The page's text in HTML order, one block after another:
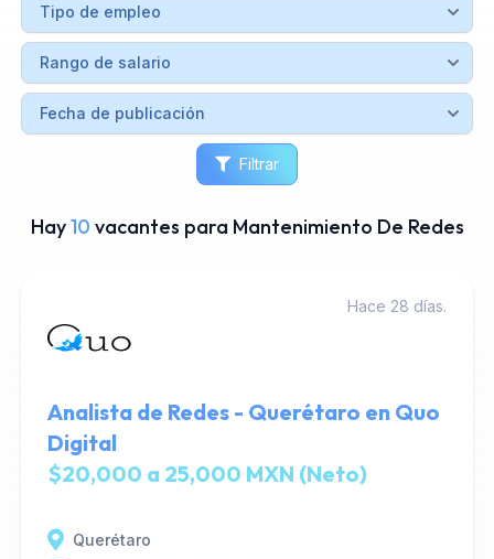
Filtrar
Hay10 vacantes para Mantenimiento De Redes
Hace 28 días.
Analista de Redes - Querétaro en Quo
Digital
$20,000 a 25,000 MXN (Neto)
Querétaro